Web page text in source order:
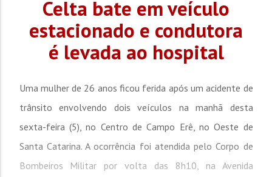
Celta bate em veículo
estacionado e condutora
é levada ao hospital
Uma mulher de 26 anos ficou ferida após um acidente de
trânsito envolvendo dois veículos na manhã desta
sexta-feira (5), no Centro de Campo Erê, no Oeste de
Santa Catarina. A ocorrência foi atendida pelo Corpo de
Bombeiros Militar por volta das 8h10, na Avenida